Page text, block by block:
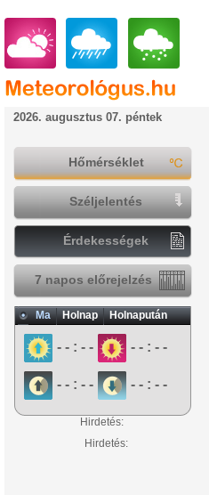
2026. augusztus 07. péntek
Hőmérséklet
Széljelentés
Érdekességek
7 napos előrejelzés
Ma Holnap Holnapután
- - : - - - - : - -
- - : - - - - : - -
Hirdetés:
Hirdetés: